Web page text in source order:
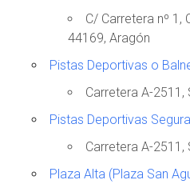
C/ Carretera nº 1,
44169, Aragón
Pistas Deportivas o
Carretera A-2511,
Pistas Deportivas
Carretera A-2511,
Plaza Alta (Plaza San